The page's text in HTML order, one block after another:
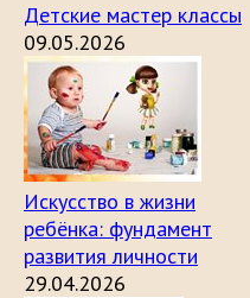
Детские мастер классы
09.05.2026
Искусство в жизни
ребёнка: фундамент
развития личности
29.04.2026